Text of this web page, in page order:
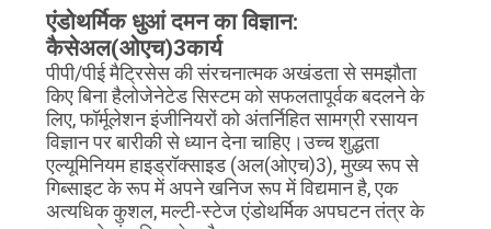
उद्धरण
मांगें
साइटमैप
गोपनीयता
एंडोथर्मिक धुआं दमन का विज्ञान:
कैसेअल(ओएच)3कार्य
पीपी/पीई मैट्रिसेस की संरचनात्मक अखंडता से समझौता
किए बिना हैलोजेनेटेड सिस्टम को सफलतापूर्वक बदलने के
लिए, फॉर्मूलेशन इंजीनियरों को अंतर्निहित सामग्री रसायन
विज्ञान पर बारीकी से ध्यान देना चाहिए।उच्च शुद्धता
एल्यूमिनियम हाइड्रॉक्साइड (अल(ओएच)3), मुख्य रूप से
गिब्साइट के रूप में अपने खनिज रूप में विद्यमान है, एक
अत्यधिक कुशल, मल्टी-स्टेज एंडोथर्मिक अपघटन तंत्र के